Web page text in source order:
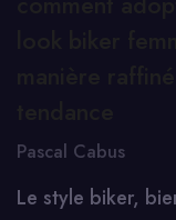
Pascal Cabus
Le style biker,